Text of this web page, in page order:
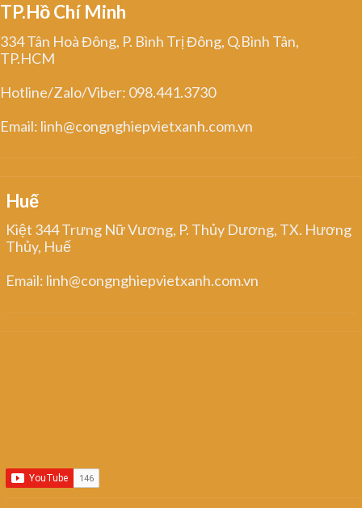
TP.Hồ Chí Minh
334 Tân Hoà Đông, P. Bình Trị Đông, Q.Bình Tân,
TP.HCM
Hotline/Zalo/Viber: 098.441.3730
Email: linh@congnghiepvietxanh.com.vn
Huế
Kiệt 344 Trưng Nữ Vương, P. Thủy Dương, TX. Hương
Thủy, Huế
Email: linh@congnghiepvietxanh.com.vn